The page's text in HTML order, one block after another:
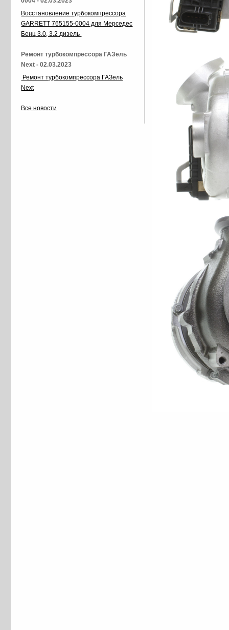
Восстановление турбокомпрессора
GARRETT 765155-0004 для Мерседес
Бенц 3.0, 3.2 дизель
Ремонт турбокомпрессора ГАЗель
Next - 02.03.2023
Ремонт турбокомпрессора ГАЗель
Next
Все новости